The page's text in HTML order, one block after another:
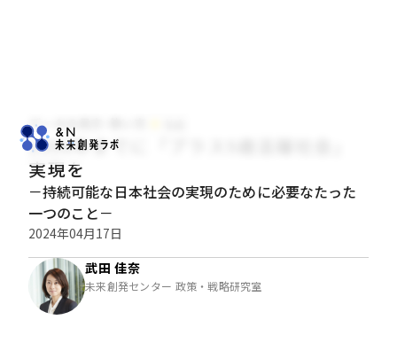
データの見方･使い方
2050年までに「プラス5歳活躍社会」
実現を
－持続可能な日本社会の実現のために必要なたった
一つのこと－
2024年04月17日
武田 佳奈
未来創発センター 政策・戦略研究室